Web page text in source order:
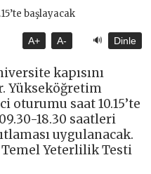
A+ A- 🔊 Dinle
kapısını
Yükseköğretim
oturumu saat 10.15’te
18.30 saatleri
uygulanacak.
Yeterlilik Testi